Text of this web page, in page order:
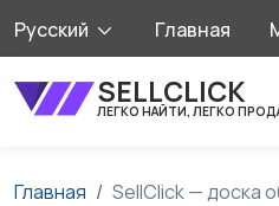
Русский Главная
SELLCLICK
ЛЕГКО НАЙТИ, ЛЕГКО
Главная SellClick — доска